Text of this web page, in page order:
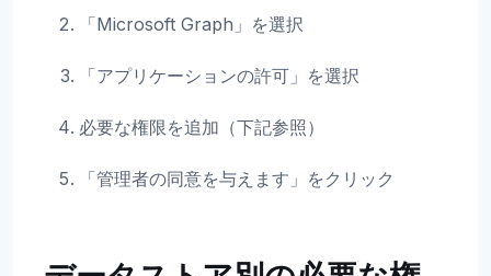
「Microsoft Graph」を選択
「アプリケーションの許可」を選択
必要な権限を追加（下記参照）
「管理者の同意を与えます」をクリック